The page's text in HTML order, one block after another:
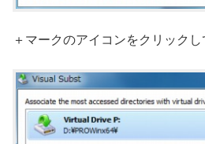
＋マークのアイコンをクリックし